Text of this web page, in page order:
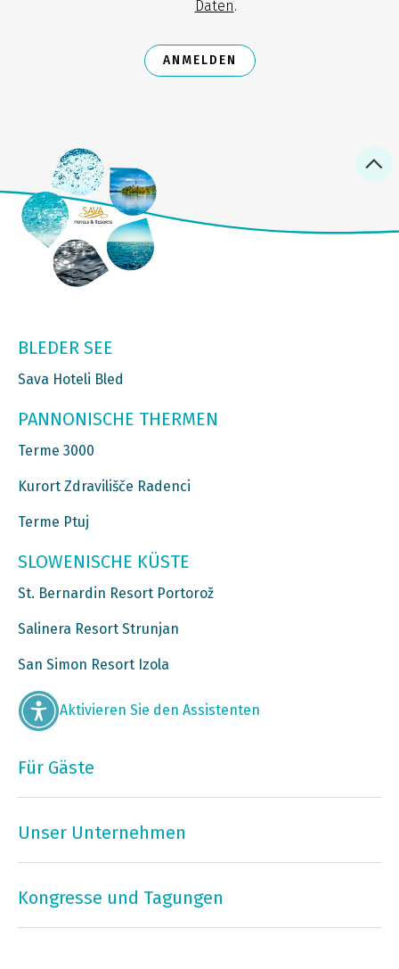
Daten.
ANMELDEN
BLEDER SEE
Sava Hoteli Bled
PANNONISCHE THERMEN
Terme 3000
Kurort Zdravilišče Radenci
Terme Ptuj
SLOWENISCHE KÜSTE
St. Bernardin Resort Portorož
Salinera Resort Strunjan
San Simon Resort Izola
Aktivieren Sie den Assistenten
Für Gäste
Unser Unternehmen
Kongresse und Tagungen